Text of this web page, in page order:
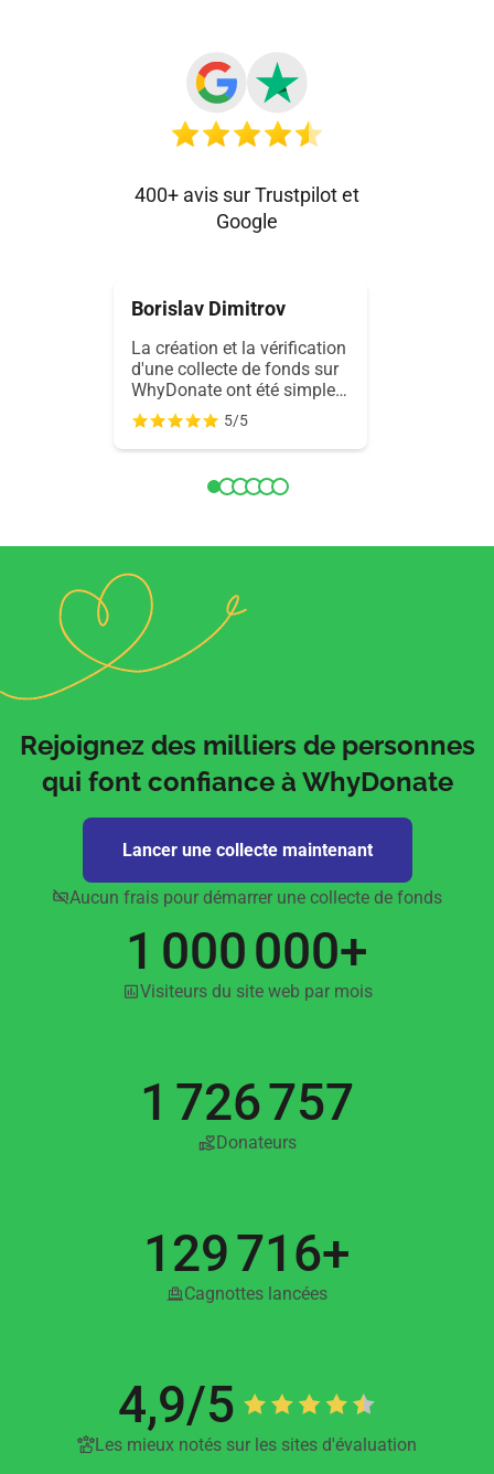
400+ avis sur Trustpilot et
Google
Borislav Dimitrov
La création et la vérification
d'une collecte de fonds sur
WhyDonate ont été simples.
Je me suis inscrit, j'ai créé,
vérifié et lancé ma collecte
en une heure, avec un
excellent support. Ils ont
même un widget
5/5
Rejoignez des milliers de personnes
qui font confiance à WhyDonate
Lancer une collecte maintenant
Aucun frais pour démarrer une collecte de fonds
1 000 000+
Visiteurs du site web par mois
1 726 757
Donateurs
129 716+
Cagnottes lancées
4,9/5
Les mieux notés sur les sites d'évaluation